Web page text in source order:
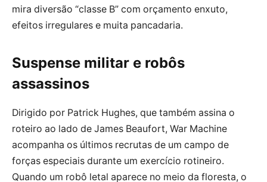
mira diversão “classe B” com orçamento enxuto,
efeitos irregulares e muita pancadaria.
Suspense militar e robôs
assassinos
Dirigido por Patrick Hughes, que também assina o
roteiro ao lado de James Beaufort, War Machine
acompanha os últimos recrutas de um campo de
forças especiais durante um exercício rotineiro.
Quando um robô letal aparece no meio da floresta, o